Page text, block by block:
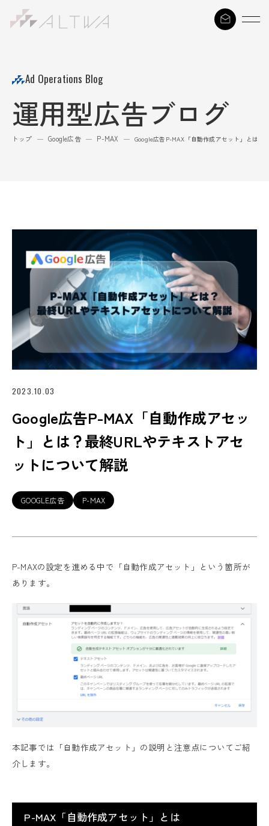
Ad Operations Blog
運用型広告ブログ
トップ — Google広告 — P-MAX — Google広告P-MAX「自動作成アセット」とは？
2023.10.03
Google広告P-MAX「自動作成アセッ
ト」とは？最終URLやテキストアセ
ットについて解説
GOOGLE広告 P-MAX
P-MAXの設定を進める中で「自動作成アセット」という箇所が
あります。
本記事では「自動作成アセット」の説明と注意点についてご紹
介します。
P-MAX「自動作成アセット」とは